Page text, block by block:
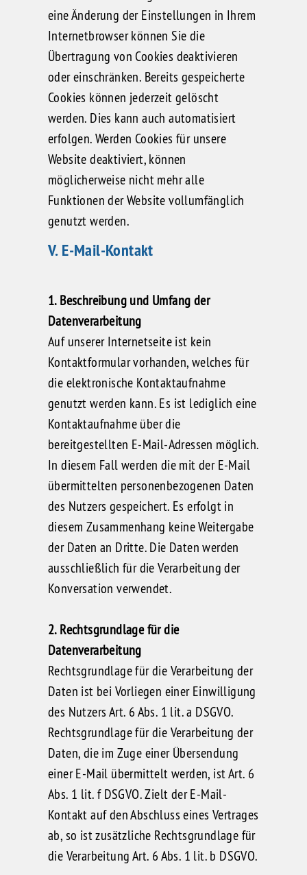
eine Änderung der Einstellungen in Ihrem
Internetbrowser können Sie die
Übertragung von Cookies deaktivieren
oder einschränken. Bereits gespeicherte
Cookies können jederzeit gelöscht
werden. Dies kann auch automatisiert
erfolgen. Werden Cookies für unsere
Website deaktiviert, können
möglicherweise nicht mehr alle
Funktionen der Website vollumfänglich
genutzt werden.
V. E-Mail-Kontakt
1. Beschreibung und Umfang der
Datenverarbeitung
Auf unserer Internetseite ist kein
Kontaktformular vorhanden, welches für
die elektronische Kontaktaufnahme
genutzt werden kann. Es ist lediglich eine
Kontaktaufnahme über die
bereitgestellten E-Mail-Adressen möglich.
In diesem Fall werden die mit der E-Mail
übermittelten personenbezogenen Daten
des Nutzers gespeichert. Es erfolgt in
diesem Zusammenhang keine Weitergabe
der Daten an Dritte. Die Daten werden
ausschließlich für die Verarbeitung der
Konversation verwendet.
2. Rechtsgrundlage für die
Datenverarbeitung
Rechtsgrundlage für die Verarbeitung der
Daten ist bei Vorliegen einer Einwilligung
des Nutzers Art. 6 Abs. 1 lit. a DSGVO.
Rechtsgrundlage für die Verarbeitung der
Daten, die im Zuge einer Übersendung
einer E-Mail übermittelt werden, ist Art. 6
Abs. 1 lit. f DSGVO. Zielt der E-Mail-
Kontakt auf den Abschluss eines Vertrages
ab, so ist zusätzliche Rechtsgrundlage für
die Verarbeitung Art. 6 Abs. 1 lit. b DSGVO.